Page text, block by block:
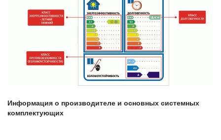
Информация о производителе и основных системных
комплектующих